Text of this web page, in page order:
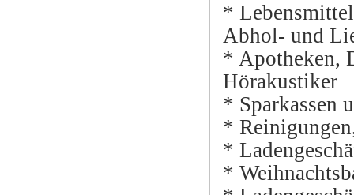
*
Abhol- und
* Apotheken,
Hörakustiker
* Sparkassen
*
*
*